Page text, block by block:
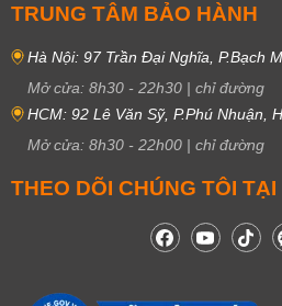
TRUNG TÂM BẢO HÀNH
Hà Nội: 97 Trần Đại Nghĩa, P.Bạch
Mở cửa: 8h30 - 22h30 | chỉ đường
HCM: 92 Lê Văn Sỹ, P.Phú Nhuận,
Mở cửa: 8h30 - 22h00 | chỉ đường
THEO DÕI CHÚNG TÔI TẠI